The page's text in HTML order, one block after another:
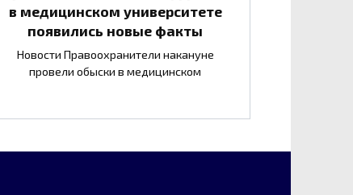
в медицинском университете
появились новые факты
Новости Правоохранители накануне
провели обыски в медицинском